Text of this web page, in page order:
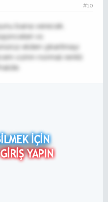
#10
bana verecek.
vs
elden çıkartmayı
ozmn normal renkli